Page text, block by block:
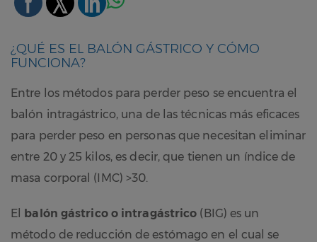
¿QUÉ ES EL BALÓN GÁSTRICO Y CÓMO
FUNCIONA?
Entre los métodos para perder peso se encuentra el
balón intragástrico, una de las técnicas más eficaces
para perder peso en personas que necesitan eliminar
entre 20 y 25 kilos, es decir, que tienen un índice de
masa corporal (IMC) >30.
El balón gástrico o intragástrico (BIG) es un
método de reducción de estómago en el cual se